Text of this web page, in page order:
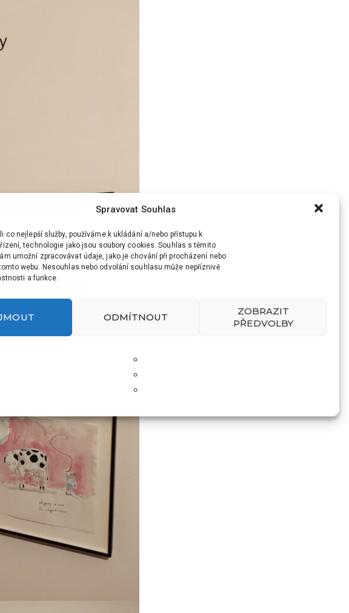
Spravovat Souhlas
co nejlepší služby, používáme k ukládání a/nebo přístupu k
technologie jako jsou soubory cookies. Souhlas s těmito
umožní zpracovávat údaje, jako je chování při procházení nebo
webu. Nesouhlas nebo odvolání souhlasu může nepříznivě
a funkce.
ODMÍTNOUT
ZOBRAZIT
PŘEDVOLBY